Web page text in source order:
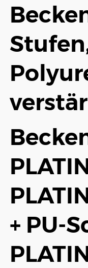
+ PU-